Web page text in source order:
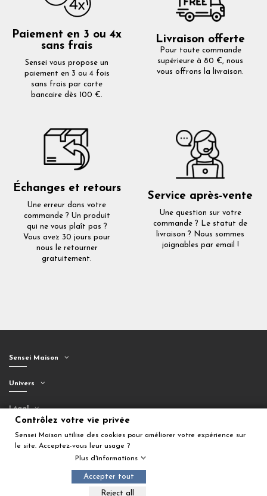
Paiement en 3 ou 4x
sans frais
Sensei vous propose un
paiement en 3 ou 4 fois
sans frais par carte
bancaire dès 100 €.
Livraison offerte
Pour toute commande
supérieure à 80 €, nous
vous offrons la livraison.
Échanges et retours
Une erreur dans votre
commande ? Un produit
qui ne vous plaît pas ?
Vous avez 30 jours pour
nous le retourner
gratuitement.
Service après-vente
Une question sur votre
commande ? Le statut de
livraison ? Nous sommes
joignables par email !
Sensei Maison
Univers
Légal
Suivez-nous
Contrôlez votre vie privée
Sensei Maison utilise des cookies pour améliorer votre expérience sur
le site. Acceptez-vous leur usage ?
Plus d'informations
Accepter tout
Reject all